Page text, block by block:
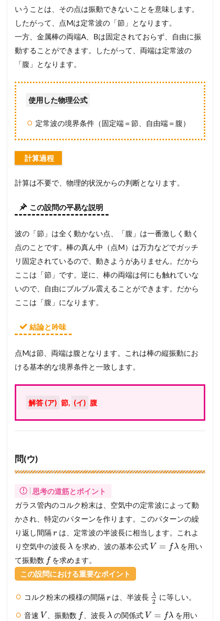
いうことは、その点は振動できないことを意味します。
したがって、点Mは定常波の「節」となります。
一方、金属棒の両端A、Bは固定されておらず、自由に振
動することができます。したがって、両端は定常波の
「腹」となります。
使用した物理公式
定常波の境界条件（固定端＝節、自由端＝腹）
計算過程
計算は不要で、物理的状況からの判断となります。
この設問の平易な説明
波の「節」は全く動かない点、「腹」は一番激しく動く
点のことです。棒の真ん中（点M）は万力などでガッチ
リ固定されているので、動きようがありません。だから
ここは「節」です。逆に、棒の両端は何にも触れていな
いので、自由にブルブル震えることができます。だから
ここは「腹」になります。
結論と吟味
点Mは節、両端は腹となります。これは棒の縦振動にお
ける基本的な境界条件と一致します。
解答 (ア) 節, (イ) 腹
問(ウ)
思考の道筋とポイント
ガラス管内のコルク粉末は、空気中の定常波によって動
かされ、特定のパターンを作ります。このパターンの繰
り返し間隔r は、定常波の半波長に相当します。これよ
り空気中の波長 λ を求め、波の基本公式 V = fλ を用い
て振動数 f を求めます。
この設問における重要なポイント
コルク粉末の模様の間隔r は、半波長 λ
2
に等しい。
音速 V 、振動数 f 、波長 λ の関係式 V = fλ を用い